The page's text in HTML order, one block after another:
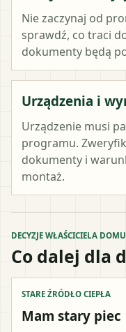
Nie zaczynaj od
sprawdź, co traci
dokumenty będą
Urządzenia i
Urządzenie musi
programu.
dokumenty i
montaż.
DECYZJE WŁAŚCICIELA DOMU
Co dalej dla
STARE ŹRÓDŁO CIEPŁA
Mam stary piec